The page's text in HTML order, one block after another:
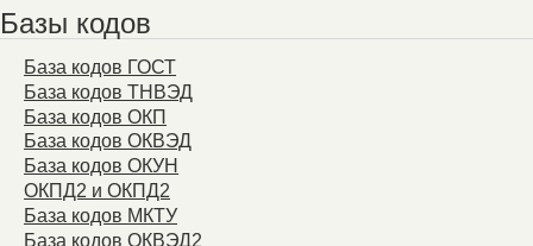
Базы кодов
База кодов ГОСТ
База кодов ТНВЭД
База кодов ОКП
База кодов ОКВЭД
База кодов ОКУН
ОКПД2 и ОКПД2
База кодов МКТУ
База кодов ОКВЭД2